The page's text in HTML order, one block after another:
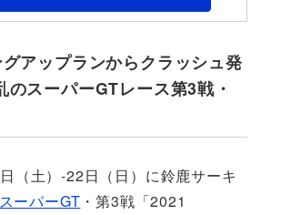
アップランからクラッシュ発
スーパーGTレース第3戦・
（土）-22日（日）に鈴鹿サーキ
スーパーGT ・第3戦「2021